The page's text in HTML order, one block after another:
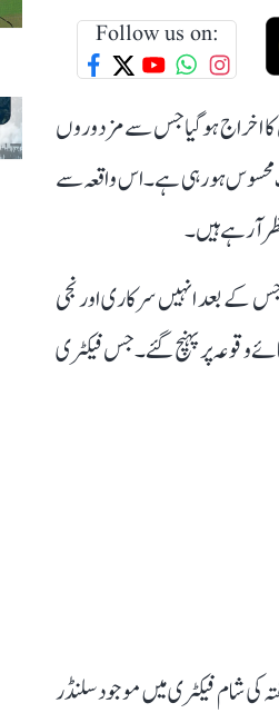
Follow us on:
اخراج ہوگیا جس سے مزدوروں
محسوس ہورہی ہے۔ اس واقعہ سے
آرہے ہیں۔
3 اہلکاروں کی طبیعت بگڑ گئی جس کے بعد انہیں سرکاری اور نجی
وقوعہ پر پہنچ گئے۔ جس فیکٹری
کی شام فیکٹری میں موجود سلنڈر